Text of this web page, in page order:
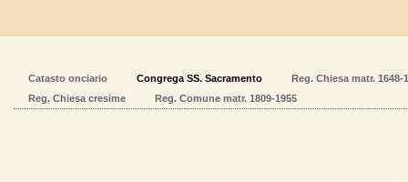
Catasto onciario Congrega SS. Sacramento
Reg. Chiesa matr. 1648-
Reg. Chiesa cresime
Reg. Comune matr. 1809-1955